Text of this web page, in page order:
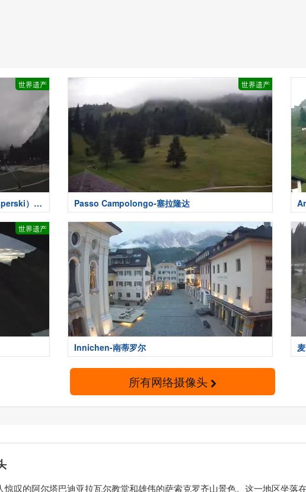
世界遗产
）-
世界遗产
Passo Campolongo-塞拉隆达
世界遗产
Innichen-南蒂罗尔
所有网络摄像头
叹的阿尔塔巴迪亚拉瓦尔教堂和雄伟的萨索克罗齐山景色。这一地区坐落